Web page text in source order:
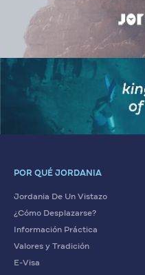
POR QUÉ JORDANIA
Jordania De Un Vistazo
¿Cómo Desplazarse?
Información Práctica
Valores y Tradición
E-Visa